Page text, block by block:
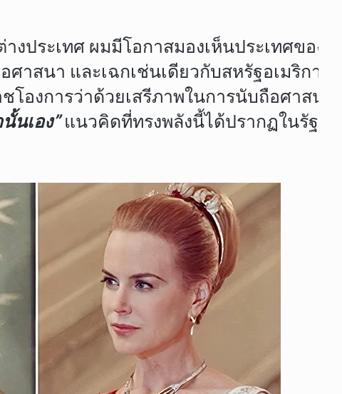
ทศ ผมมีโอกาสมองเห็นประเทศของผ
สนา และเฉกเช่นเดียวกับสหรัฐอเมริกา
องการว่าด้วยเสรีภาพในการนับถือศาสน
นเอง” แนวคิดที่ทรงพลังนี้ได้ปรากฏในรัฐ